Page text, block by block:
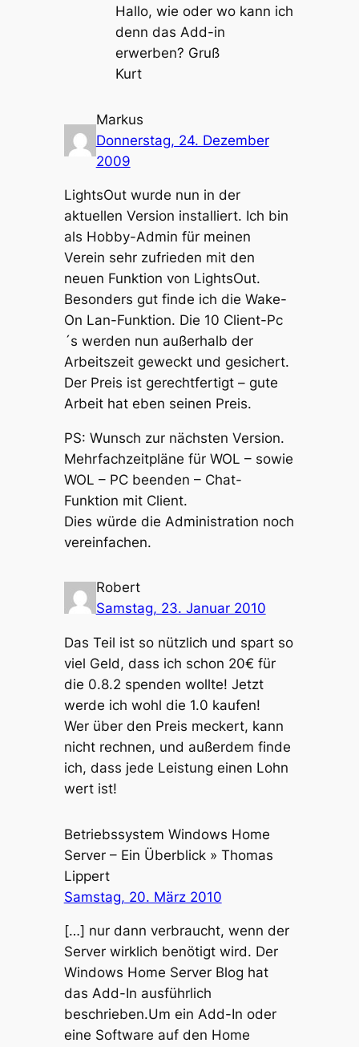
Hallo, wie oder wo kann ich
denn das Add-in
erwerben? Gruß
Kurt
Markus
Donnerstag, 24. Dezember
2009
LightsOut wurde nun in der
aktuellen Version installiert. Ich bin
als Hobby-Admin für meinen
Verein sehr zufrieden mit den
neuen Funktion von LightsOut.
Besonders gut finde ich die Wake-
On Lan-Funktion. Die 10 Client-Pc
´s werden nun außerhalb der
Arbeitszeit geweckt und gesichert.
Der Preis ist gerechtfertigt – gute
Arbeit hat eben seinen Preis.
PS: Wunsch zur nächsten Version.
Mehrfachzeitpläne für WOL – sowie
WOL – PC beenden – Chat-
Funktion mit Client.
Dies würde die Administration noch
vereinfachen.
Robert
Samstag, 23. Januar 2010
Das Teil ist so nützlich und spart so
viel Geld, dass ich schon 20€ für
die 0.8.2 spenden wollte! Jetzt
werde ich wohl die 1.0 kaufen!
Wer über den Preis meckert, kann
nicht rechnen, und außerdem finde
ich, dass jede Leistung einen Lohn
wert ist!
Betriebssystem Windows Home
Server – Ein Überblick » Thomas
Lippert
Samstag, 20. März 2010
[…] nur dann verbraucht, wenn der
Server wirklich benötigt wird. Der
Windows Home Server Blog hat
das Add-In ausführlich
beschrieben.Um ein Add-In oder
eine Software auf den Home